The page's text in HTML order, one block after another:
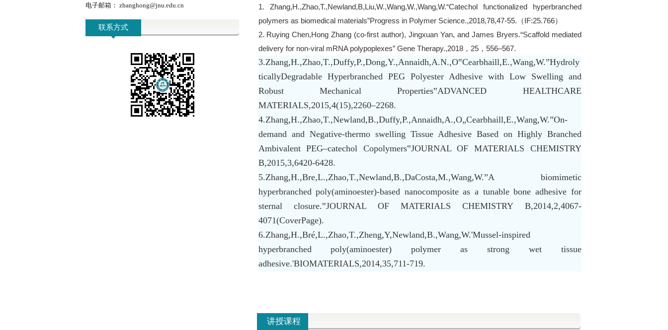
电子邮箱： zhanghong@jnu.edu.cn
联系方式
1. Zhang,H.,Zhao,T.,Newland,B,Liu,W.,Wang,W.,Wang,W.“Catechol functionalized hyperbranched
polymers as biomedical materials”Progress in Polymer Science.,2018,78,47-55.（IF:25.766）
2. Ruying Chen,Hong Zhang (co-first author), Jingxuan Yan, and James Bryers.“Scaffold mediated
delivery for non-viral mRNA polypoplexes” Gene Therapy.,2018，25，556–567.
3.Zhang,H.,Zhao,T.,Duffy,P.,Dong,Y.,Annaidh,A.N.,O‟Cearbhaill,E.,Wang,W.”Hydroly
ticallyDegradable Hyperbranched PEG Polyester Adhesive with Low Swelling and
Robust Mechanical Properties‟ADVANCED HEALTHCARE
MATERIALS,2015,4(15),2260–2268.
4.Zhang,H.,Zhao,T.,Newland,B.,Duffy,P.,Annaidh,A.,O„Cearbhaill,E.,Wang,W.”On-
demand and Negative-thermo swelling Tissue Adhesive Based on Highly Branched
Ambivalent PEG–catechol Copolymers‟JOURNAL OF MATERIALS CHEMISTRY
B,2015,3,6420-6428.
5.Zhang,H.,Bre,L.,Zhao,T.,Newland,B.,DaCosta,M.,Wang,W.”A biomimetic
hyperbranched poly(aminoester)-based nanocomposite as a tunable bone adhesive for
sternal closure.‟JOURNAL OF MATERIALS CHEMISTRY B,2014,2,4067-
4071(CoverPage).
6.Zhang,H.,Bré,L.,Zhao,T.,Zheng,Y,Newland,B.,Wang,W.'Mussel-inspired
hyperbranched poly(aminoester) polymer as strong wet tissue
adhesive.'BIOMATERIALS,2014,35,711-719.
讲授课程